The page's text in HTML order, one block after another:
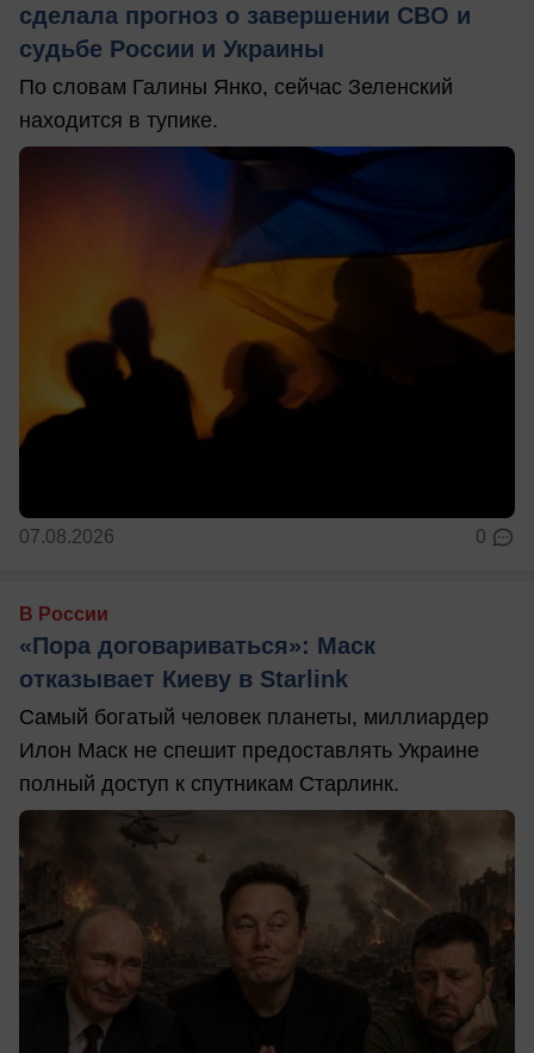
сделала прогноз о завершении СВО и
судьбе России и Украины
По словам Галины Янко, сейчас Зеленский
находится в тупике.
07.08.2026 0
В России
«Пора договариваться»: Маск
отказывает Киеву в Starlink
Самый богатый человек планеты, миллиардер
Илон Маск не спешит предоставлять Украине
полный доступ к спутникам Старлинк.